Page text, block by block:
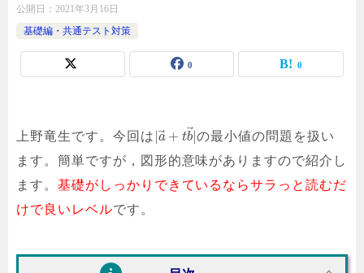
公開日： 2021年3月16日
基礎編・共通テスト対策
0 0
上野竜生です。今回は a⃗ + tb⃗|の最小値の問題を扱い
ます。簡単ですが，図形的意味がありますので紹介し
ます。 基礎がしっかりできているならサラっと読むだ
けで良いレベルです。